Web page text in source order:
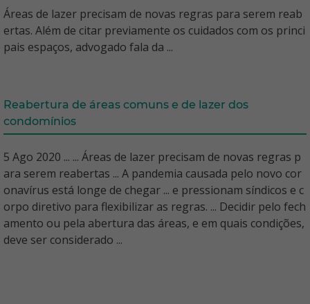
Áreas de lazer precisam de novas regras para serem reab
ertas. Além de citar previamente os cuidados com os princi
pais espaços, advogado fala da ...
Reabertura de áreas comuns e de lazer dos
condomínios
5 Ago 2020 ... ... Áreas de lazer precisam de novas regras p
ara serem reabertas ... A pandemia causada pelo novo cor
onavírus está longe de chegar ... e pressionam síndicos e c
orpo diretivo para flexibilizar as regras. ... Decidir pelo fech
amento ou pela abertura das áreas, e em quais condições,
deve ser considerado ...